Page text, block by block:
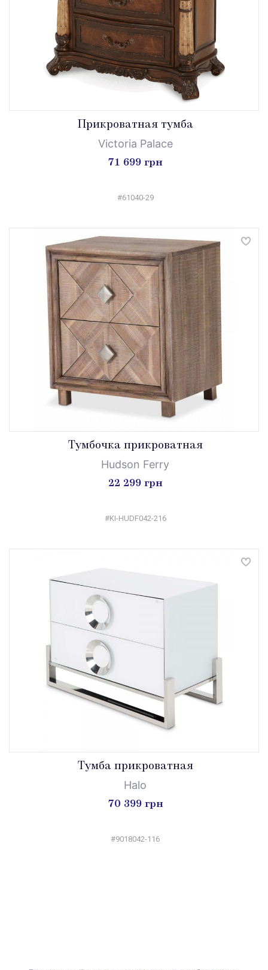
Прикроватная тумба
Victoria Palace
71 699 грн
#61040-29
Tумбочка прикроватная
Hudson Ferry
22 299 грн
#KI-HUDF042-216
Tумба прикроватная
Halo
70 399 грн
#9018042-116